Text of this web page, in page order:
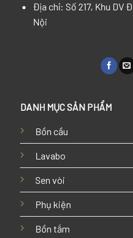
Địa chỉ: Số 217, Khu DV
Nội
DANH MỤC SẢN PHẨM
Bồn cầu
Lavabo
Sen vòi
Phụ kiện
Bồn tắm